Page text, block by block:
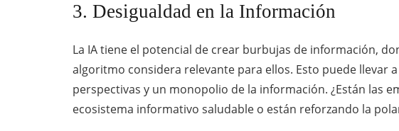
3. Desigualdad en la Información
La IA tiene el potencial de crear burbujas de información,
algoritmo considera relevante para ellos. Esto puede llevar
perspectivas y un monopolio de la información. ¿Están las
ecosistema informativo saludable o están reforzando la